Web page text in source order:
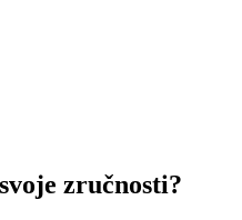
zručnosti?